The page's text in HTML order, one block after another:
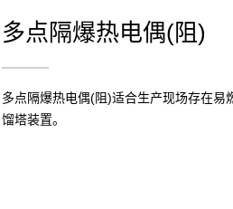
多点隔爆热电偶(阻)
多点隔爆热电偶(阻)适合生产现场存在
馏塔装置。